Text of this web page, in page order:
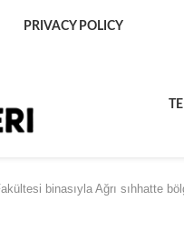
PRIVACY POLICY
binasıyla Ağrı sıhhatte